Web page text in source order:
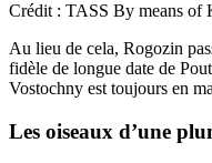
Crédit : TASS By means of
Au lieu de cela, Rogozin
fidèle de longue date de
Vostochny est toujours en
Les oiseaux d’une